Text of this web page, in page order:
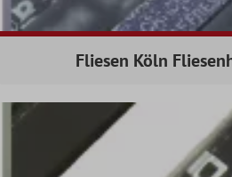
Fliesen Köln